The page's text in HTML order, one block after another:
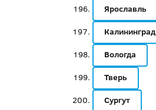
Ярославль
Калининград
Вологда
Тверь
Сургут